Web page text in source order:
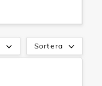
Sortera